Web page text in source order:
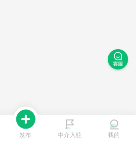
发布 中介入驻 我的